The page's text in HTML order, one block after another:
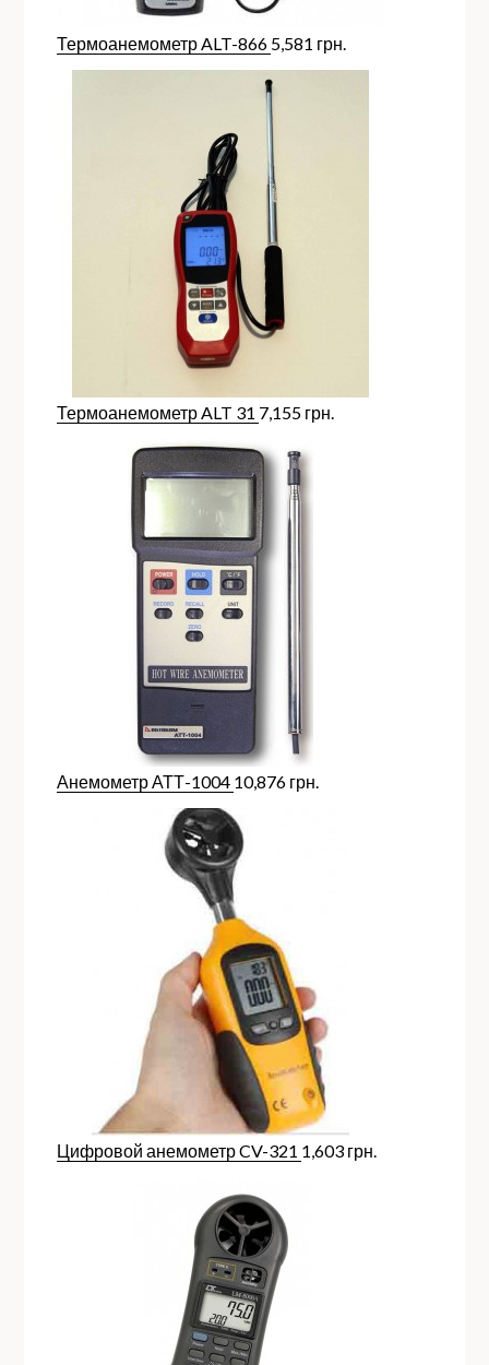
Термоанемометр ALT-866 5,581 грн.
Термоанемометр ALT 31 7,155 грн.
Анемометр АТТ-1004 10,876 грн.
Цифровой анемометр CV-321 1,603 грн.